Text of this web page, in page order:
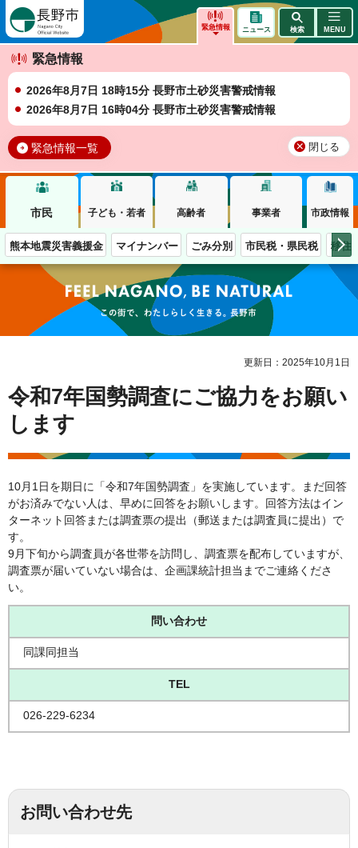
緊急情報
緊急情報
2026年8月7日 18時15分 長野市土砂災害警戒情報
2026年8月7日 16時04分 長野市土砂災害警戒情報
緊急情報一覧 閉じる
ニュース 検索 MENU
市民 子ども・若者 高齢者 事業者 市政情報
熊本地震災害義援金 マイナンバー ごみ分別 市民税・県民税 移住
この街で、わたしらしく生きる。長野市
更新日：2025年10月1日
令和7年国勢調査にご協力をお願い
します
10月1日を期日に「令和7年国勢調査」を実施しています。まだ回答
がお済みでない人は、早めに回答をお願いします。回答方法はイン
ターネット回答または調査票の提出（郵送または調査員に提出）で
す。
9月下旬から調査員が各世帯を訪問し、調査票を配布していますが、
調査票が届いていない場合は、企画課統計担当までご連絡くださ
い。
問い合わせ
同課同担当
TEL
026-229-6234
お問い合わせ先